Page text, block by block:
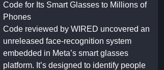
Code for Its Smart Glasses to Millions of
Phones
Code reviewed by WIRED uncovered an
unreleased face-recognition system
embedded in Meta’s smart glasses
platform. It’s designed to identify people